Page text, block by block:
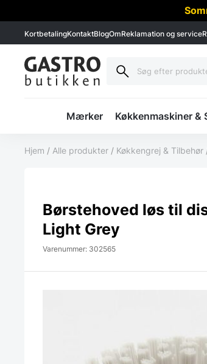
KortbetalingKontaktBlogOmReklamation og service
Mærker Køkkenmaskiner &
Hjem / Alle produkter / Køkkengrej & Tilbehør
Børstehoved løs til
Light Grey
Varenummer: 302565